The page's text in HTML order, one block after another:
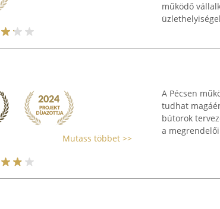
működő
Mutass többet >>
A Pécsen
tudhat
bútorok
a